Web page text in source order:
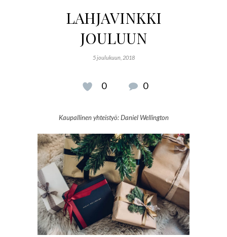
LAHJAVINKKI
JOULUUN
5 joulukuun, 2018
0 0
Kaupallinen yhteistyö: Daniel Wellington